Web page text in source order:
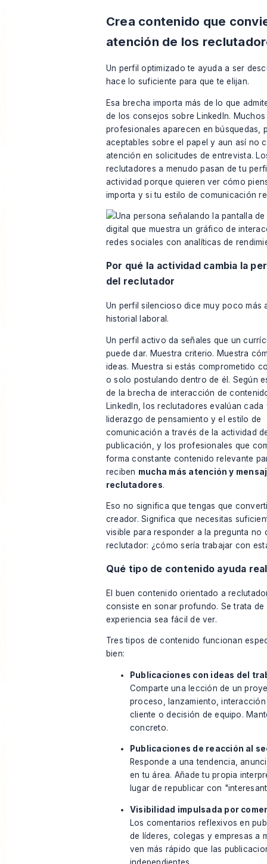
Crea contenido que
atención de los
Un perfil optimizado te ayuda a ser
hace lo suficiente para que te elijan.
Esa brecha importa más de lo que
de los consejos sobre LinkedIn. Muchos
profesionales aparecen en búsquedas,
aceptables sobre el papel y aun así no
atención en solicitudes de entrevista.
reclutadores a menudo pasan de tu
actividad porque quieren ver cómo
importa y si tu estilo de comunicación
Por qué la actividad cambia la
del reclutador
Un perfil silencioso dice muy poco más
historial laboral.
Un perfil activo da señales que un
puede dar. Muestra criterio. Muestra
ideas. Muestra si estás comprometido
o solo postulando dentro de él. Según
de la brecha de interacción de
LinkedIn , los reclutadores evalúan cada
liderazgo de pensamiento y el estilo de
comunicación a través de la actividad
publicación, y los profesionales que
forma constante contenido relevante
reciben mucha más atención y
reclutadores.
Eso no significa que tengas que
creador. Significa que necesitas
visible para responder a la pregunta no
reclutador: ¿cómo sería trabajar con
Qué tipo de contenido ayuda
El buen contenido orientado a
consiste en sonar profundo. Se trata de
experiencia sea fácil de ver.
Tres tipos de contenido funcionan
bien:
Publicaciones con ideas del
Comparte una lección de un
proceso, lanzamiento,
cliente o decisión de equipo.
concreto.
Publicaciones de reacción al
Responde a una tendencia,
en tu área. Añade tu propia
lugar de republicar con
Visibilidad impulsada por
Los comentarios reflexivos en
de líderes, colegas y empresas a
ven más rápido que las
independientes.